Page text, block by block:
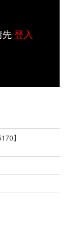
先登入
】